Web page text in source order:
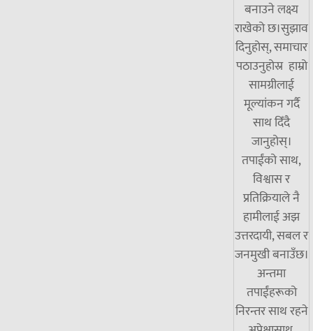
बनाउने लक्ष्य
राखेको छ।सुझाव
दिनुहोस्, समाचार
पठाउनुहोस्र हाम्रो
सामग्रीलाई
मूल्यांकन गर्दै
साथ दिँदै
जानुहोस्।
तपाईंको साथ,
विश्वास र
प्रतिक्रियाले नै
हामीलाई अझ
उत्तरदायी, सबल र
जनमुखी बनाउँछ।
अन्तमा
तपाईंहरूको
निरन्तर साथ रहने